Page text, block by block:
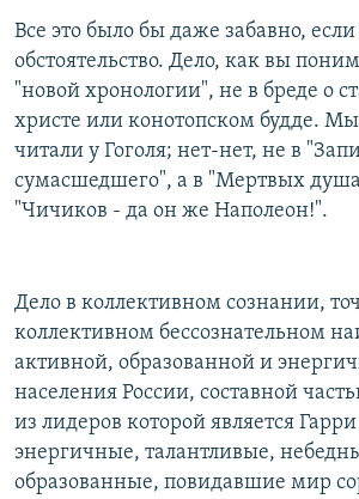
Все это было бы даже забавно,
обстоятельство. Дело, как вы
"новой хронологии", не в бреде о
христе или конотопском будде.
читали у Гоголя; нет-нет, не в
сумасшедшего", а в "Мертвых
"Чичиков - да он же Наполеон!".
Дело в коллективном сознании,
коллективном бессознательном
активной, образованной и
населения России, составной
из лидеров которой является
энергичные, талантливые,
образованные, повидавшие мир